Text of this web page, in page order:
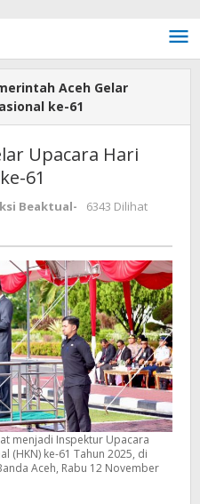
Aceh Gelar
ke-61
Upacara Hari
61
Beaktual-
6343 Dilihat
menjadi Inspektur Upacara
(HKN) ke-61 Tahun 2025, di
Aceh, Rabu 12 November